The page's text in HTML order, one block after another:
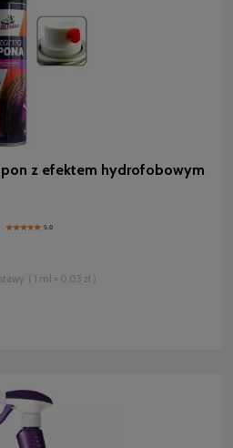
z efektem hydrofobowym
5.0
( 1 ml = 0,03 zł )